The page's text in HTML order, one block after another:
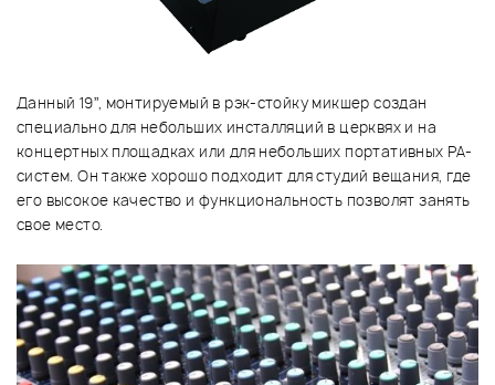
Данный 19”, монтируемый в рэк-стойку микшер создан
специально для небольших инсталляций в церквях и на
концертных площадках или для небольших портативных PA-
систем. Он также хорошо подходит для студий вещания, где
его высокое качество и функциональность позволят занять
свое место.